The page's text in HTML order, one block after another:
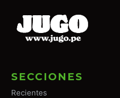
SECCIONES
Recientes